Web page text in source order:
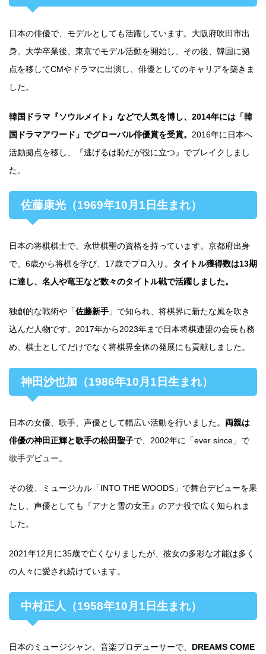
日本の俳優で、モデルとしても活躍しています。大阪府吹田市出
身。大学卒業後、東京でモデル活動を開始し、その後、韓国に拠
点を移してCMやドラマに出演し、俳優としてのキャリアを築きま
した。
韓国ドラマ『ソウルメイト』などで人気を博し、2014年には「韓
国ドラマアワード」でグローバル俳優賞を受賞。 2016年に日本へ
活動拠点を移し、『逃げるは恥だが役に立つ』でブレイクしまし
た。
佐藤康光（1969年10月1日生まれ）
日本の将棋棋士で、永世棋聖の資格を持っています。京都府出身
で、6歳から将棋を学び、17歳でプロ入り。 タイトル獲得数は13期
に達し、名人や竜王など数々のタイトル戦で活躍しました。
独創的な戦術や「佐藤新手 」で知られ、将棋界に新たな風を吹き
込んだ人物です。2017年から2023年まで日本将棋連盟の会長も務
め、棋士としてだけでなく将棋界全体の発展にも貢献しました。
神田沙也加（1986年10月1日生まれ）
日本の女優、歌手、声優として幅広い活動を行いました。 両親は
俳優の神田正輝と歌手の松田聖子で、2002年に「ever since」で
歌手デビュー。
その後、ミュージカル「INTO THE WOODS」で舞台デビューを果
たし、声優としても『アナと雪の女王』のアナ役で広く知られま
した。
2021年12月に35歳で亡くなりましたが、彼女の多彩な才能は多く
の人々に愛され続けています。
中村正人（1958年10月1日生まれ）
日本のミュージシャン、音楽プロデューサーで、 DREAMS COME